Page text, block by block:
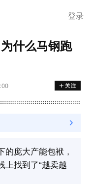
登录
什么马钢跑
庞大产能包袱，
上找到了“越卖越